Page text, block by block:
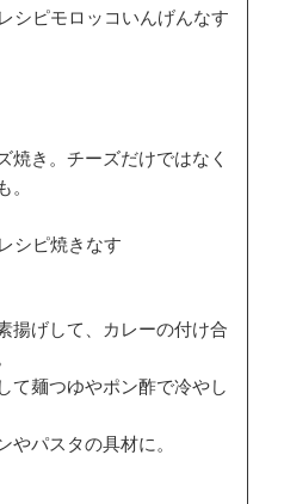
焼き。チーズだけではなく
。
揚げして、カレーの付け合
て麺つゆやポン酢で冷やし
やパスタの具材に。